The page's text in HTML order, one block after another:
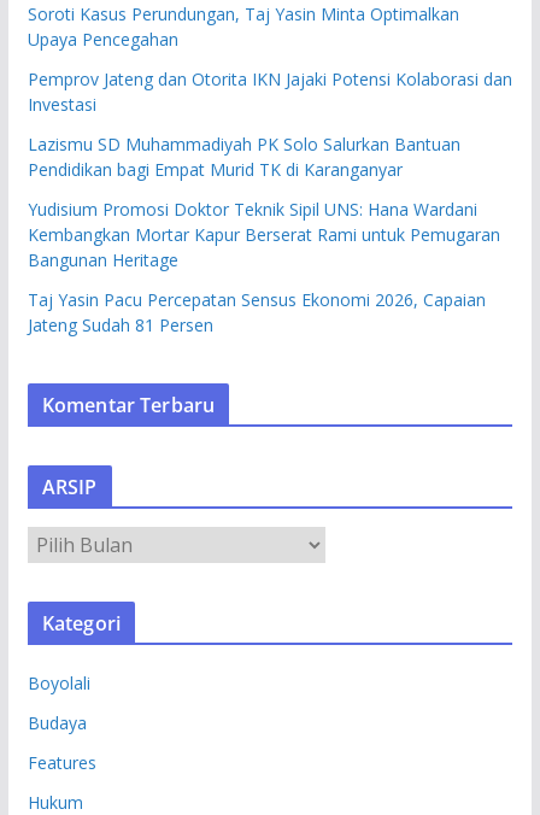
Soroti Kasus Perundungan, Taj Yasin Minta Optimalkan
Upaya Pencegahan
Pemprov Jateng dan Otorita IKN Jajaki Potensi Kolaborasi dan
Investasi
Lazismu SD Muhammadiyah PK Solo Salurkan Bantuan
Pendidikan bagi Empat Murid TK di Karanganyar
Yudisium Promosi Doktor Teknik Sipil UNS: Hana Wardani
Kembangkan Mortar Kapur Berserat Rami untuk Pemugaran
Bangunan Heritage
Taj Yasin Pacu Percepatan Sensus Ekonomi 2026, Capaian
Jateng Sudah 81 Persen
Komentar Terbaru
ARSIP
R
S
Kategori
Boyolali
Budaya
Features
Hukum